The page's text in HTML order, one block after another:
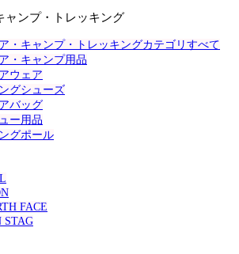
ャンプ・トレッキング
・キャンプ・トレッキングカテゴリすべて
・キャンプ用品
ウェア
グシューズ
バッグ
ー用品
グポール
FACE
STAG